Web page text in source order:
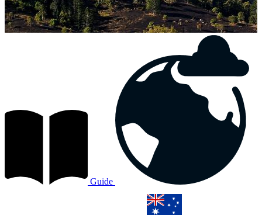
Guide